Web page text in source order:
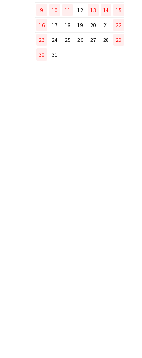
作所のペティナイフ「ゆり
ミニパンのお手入れ方法
ミニパン（大）で料理を楽し
9
10 11 12 13 14
15
16
17 18 19 20 21
22
23
24 25 26 27 28
29
30
31